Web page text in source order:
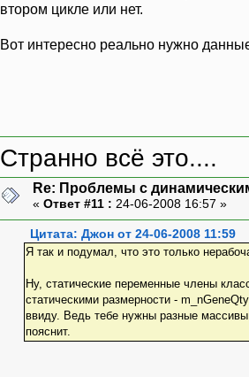
втором цикле или нет.
Вот интересно реально нужно
Странно всё это....
Re: Проблемы с
« Ответ #11 : 24-06-2008 16:57 »
Цитата: Джон от 24-06-2008 11:59
Я так и подумал, что это только
Ну, статические переменные члены
статическими размерности -
ввиду. Ведь тебе нужны разные
пояснит.